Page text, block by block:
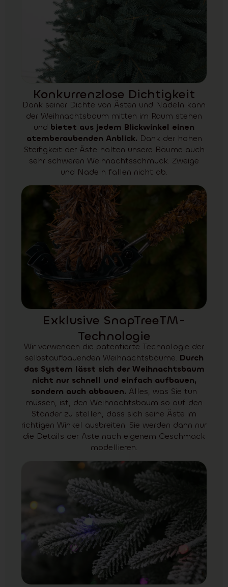
Konkurrenzlose Dichtigkeit
Dank seiner Dichte von Ästen und Nadeln kann
der Weihnachtsbaum mitten im Raum stehen
und bietet aus jedem Blickwinkel einen
atemberaubenden Anblick. Dank der hohen
Steifigkeit der Äste halten unsere Bäume auch
sehr schweren Weihnachtsschmuck. Zweige
und Nadeln fallen nicht ab.
Exklusive SnapTreeTM-
Technologie
Wir verwenden die patentierte Technologie der
selbstaufbauenden Weihnachtsbäume. Durch
das System lässt sich der Weihnachtsbaum
nicht nur schnell und einfach aufbauen,
sondern auch abbauen. Alles, was Sie tun
müssen, ist, den Weihnachtsbaum so auf den
Ständer zu stellen, dass sich seine Äste im
richtigen Winkel ausbreiten. Sie werden dann nur
die Details der Äste nach eigenem Geschmack
modellieren.